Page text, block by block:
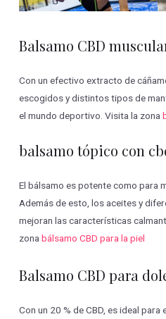
Balsamo CBD
Con un efectivo extracto de
escogidos y distintos tipos de
el mundo deportivo. Visita la zona
balsamo tópico con
El bálsamo es potente como para
Además de esto, los aceites y
mejoran las características
zonabálsamo CBD para la piel
Balsamo CBD para
Con un 20 % de CBD, es ideal